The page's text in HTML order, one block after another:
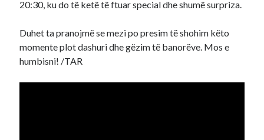
20:30, ku do të ketë të ftuar special dhe shumë surpriza.
Duhet ta pranojmë se mezi po presim të shohim këto
momente plot dashuri dhe gëzim të banorëve. Mos e
humbisni! /TAR